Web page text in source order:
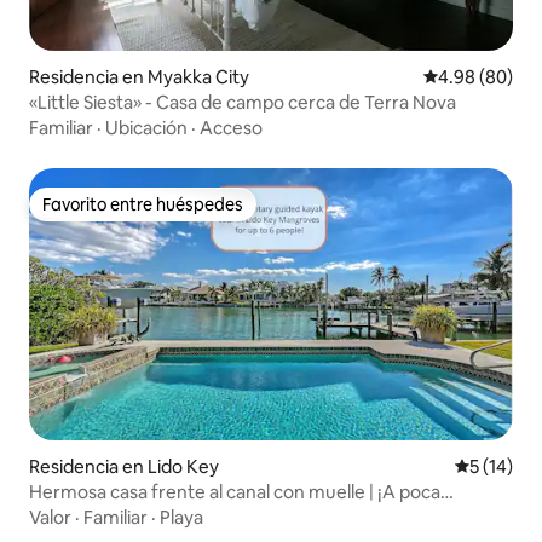
Residencia en Myakka City Calificación
4.98 (80)
«Little Siesta» - Casa de campo cerca de Terra Nova
Familiar · Ubicación · Acceso
Favorito entre huéspedes
Favorito entre huéspedes
Residencia en Lido Key
5 (14)
Hermosa casa frente al canal con muelle | ¡A poca
distancia a pie de la playa!
Valor · Familiar · Playa